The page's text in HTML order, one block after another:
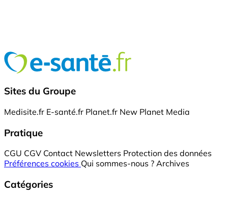
Sites du Groupe
Medisite.fr E-santé.fr Planet.fr New Planet Media
Pratique
CGU CGV Contact Newsletters Protection des données
Préférences cookies Qui sommes-nous ? Archives
Catégories